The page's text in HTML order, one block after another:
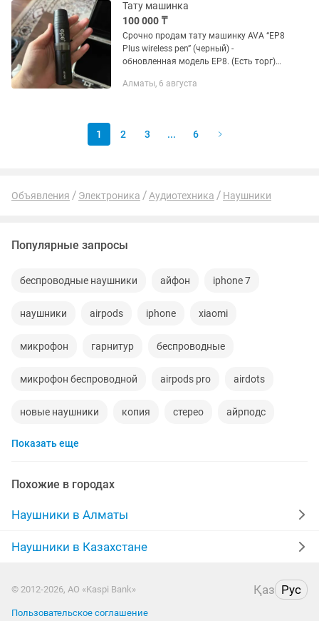
Тату машинка
100 000 ₸
Срочно продам тату машинку AVA “EP8
Plus wireless pen” (черный) -
обновленная модель EP8. (Есть торг)
удобная в обращении. Для
Алматы, 6 августа
1 2 3 ... 6
Объявления Электроника Аудиотехника Наушники
Популярные запросы
беспроводные наушники айфон iphone 7
наушники airpods iphone xiaomi
микрофон гарнитур беспроводные
микрофон беспроводной airpods pro airdots
новые наушники копия стерео айрподс
redmi айфон 10
наушники оригинал
наушники для наушники оригинальные
науышник наушники бу
Показать еще
Похожие в городах
Наушники в Алматы
Наушники в Казахстане
© 2012-2026, АО «Kaspi Bank» Қаз Рус
Пользовательское соглашение